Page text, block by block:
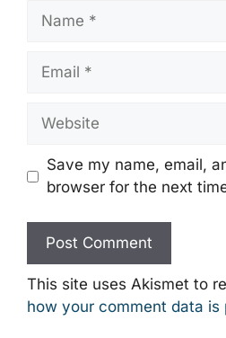
Name
Email
Website
Save my name, email,
browser for the next
This site uses Akismet to
how your comment data is